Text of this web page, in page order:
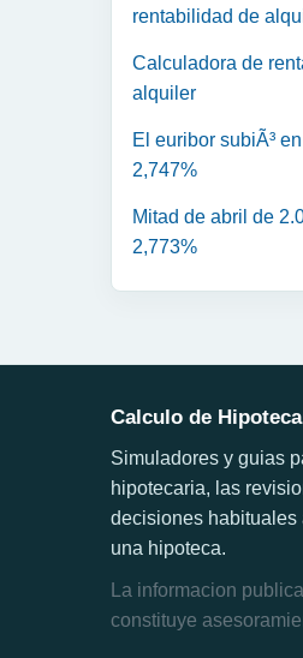
rentabilidad de
Calculadora de
alquiler
El euribor subiÃ³
2,747%
Mitad de abril de
2,773%
Calculo de Hipoteca
Simuladores y guias
hipotecaria, las
decisiones habituales
una hipoteca.
La informacion
constituye